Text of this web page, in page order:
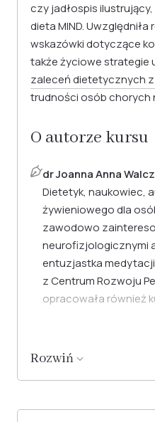
czy jadłospis
dieta MIND.
wskazówki dotyczące
także życiowe strategie
zaleceń dietetycznych
trudności osób chorych
O autorze kursu
dr Joanna Anna
Dietetyk, naukowiec,
żywieniowego dla
zawodowo
neurofizjologicznymi
entuzjastka medytacji
z Centrum Rozwoju
opracowała również
Rozwiń